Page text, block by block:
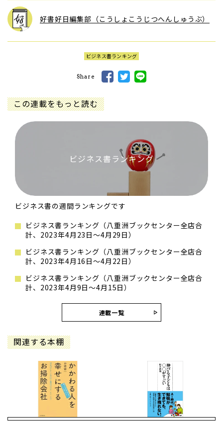
好書好日編集部（こうしょこうじつへんしゅうぶ）
ビジネス書ランキング
Share
この連載をもっと読む
ビジネス書ランキング
ビジネス書の週間ランキングです
ビジネス書ランキング（八重洲ブックセンター全店合
計、2023年4月23日～4月29日）
ビジネス書ランキング（八重洲ブックセンター全店合
計、2023年4月16日～4月22日）
ビジネス書ランキング（八重洲ブックセンター全店合
計、2023年4月9日～4月15日）
連載一覧
関連する本棚